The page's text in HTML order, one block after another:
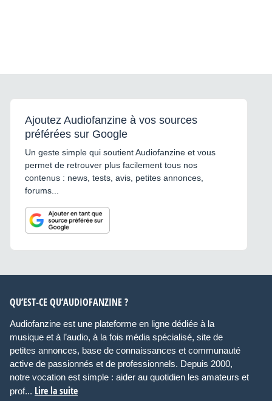
Ajoutez Audiofanzine à vos sources
préférées sur Google
Un geste simple qui soutient Audiofanzine et vous
permet de retrouver plus facilement tous nos
contenus : news, tests, avis, petites annonces,
forums...
QU’EST-CE QU’AUDIOFANZINE ?
Audiofanzine est une plateforme en ligne dédiée à la
musique et à l’audio, à la fois média spécialisé, site de
petites annonces, base de connaissances et communauté
active de passionnés et de professionnels. Depuis 2000,
notre vocation est simple : aider au quotidien les amateurs et
prof... Lire la suite